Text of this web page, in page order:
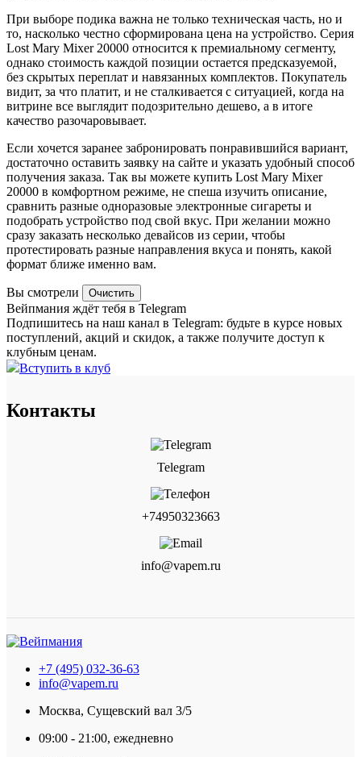
При выборе подика важна не только техническая часть, но и
то, насколько честно сформирована цена на устройство. Серия
Lost Mary Mixer 20000 относится к премиальному сегменту,
однако стоимость каждой позиции остается предсказуемой,
без скрытых переплат и навязанных комплектов. Покупатель
видит, за что платит, и не сталкивается с ситуацией, когда на
витрине все выглядит подозрительно дешево, а в итоге
качество разочаровывает.
Если хочется заранее забронировать понравившийся вариант,
достаточно оставить заявку на сайте и указать удобный способ
получения заказа. Так вы можете купить Lost Mary Mixer
20000 в комфортном режиме, не спеша изучить описание,
сравнить разные одноразовые электронные сигареты и
подобрать устройство под свой вкус. При желании можно
сразу заказать несколько девайсов из серии, чтобы
протестировать разные направления вкуса и понять, какой
формат ближе именно вам.
Вы смотрели Очистить
Вейпмания ждёт тебя в Telegram
Подпишитесь на наш канал в Telegram: будьте в курсе новых
поступлений, акций и скидок, а также получите доступ к
клубным ценам.
Вступить в клуб
Контакты
Telegram
+74950323663
info@vapem.ru
+7 (495) 032-36-63
info@vapem.ru
Москва, Сущевский вал 3/5
09:00 - 21:00, ежедневно